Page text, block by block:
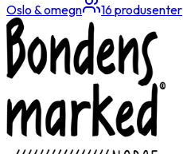
Oslo & omegn 16produsenter